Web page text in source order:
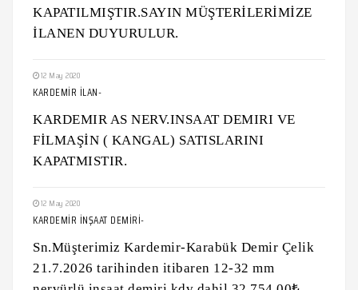
KAPATILMIŞTIR.SAYIN MÜŞTERİLERİMİZE
İLANEN DUYURULUR.
12 May 2020
KARDEMİR İLAN-
KARDEMIR AS NERV.INSAAT DEMIRI VE
FİLMAŞİN ( KANGAL) SATISLARINI
KAPATMISTIR.
12 May 2020
KARDEMİR İNŞAAT DEMİRİ-
Sn.Müşterimiz Kardemir-Karabük Demir Çelik
21.7.2026 tarihinden itibaren 12-32 mm